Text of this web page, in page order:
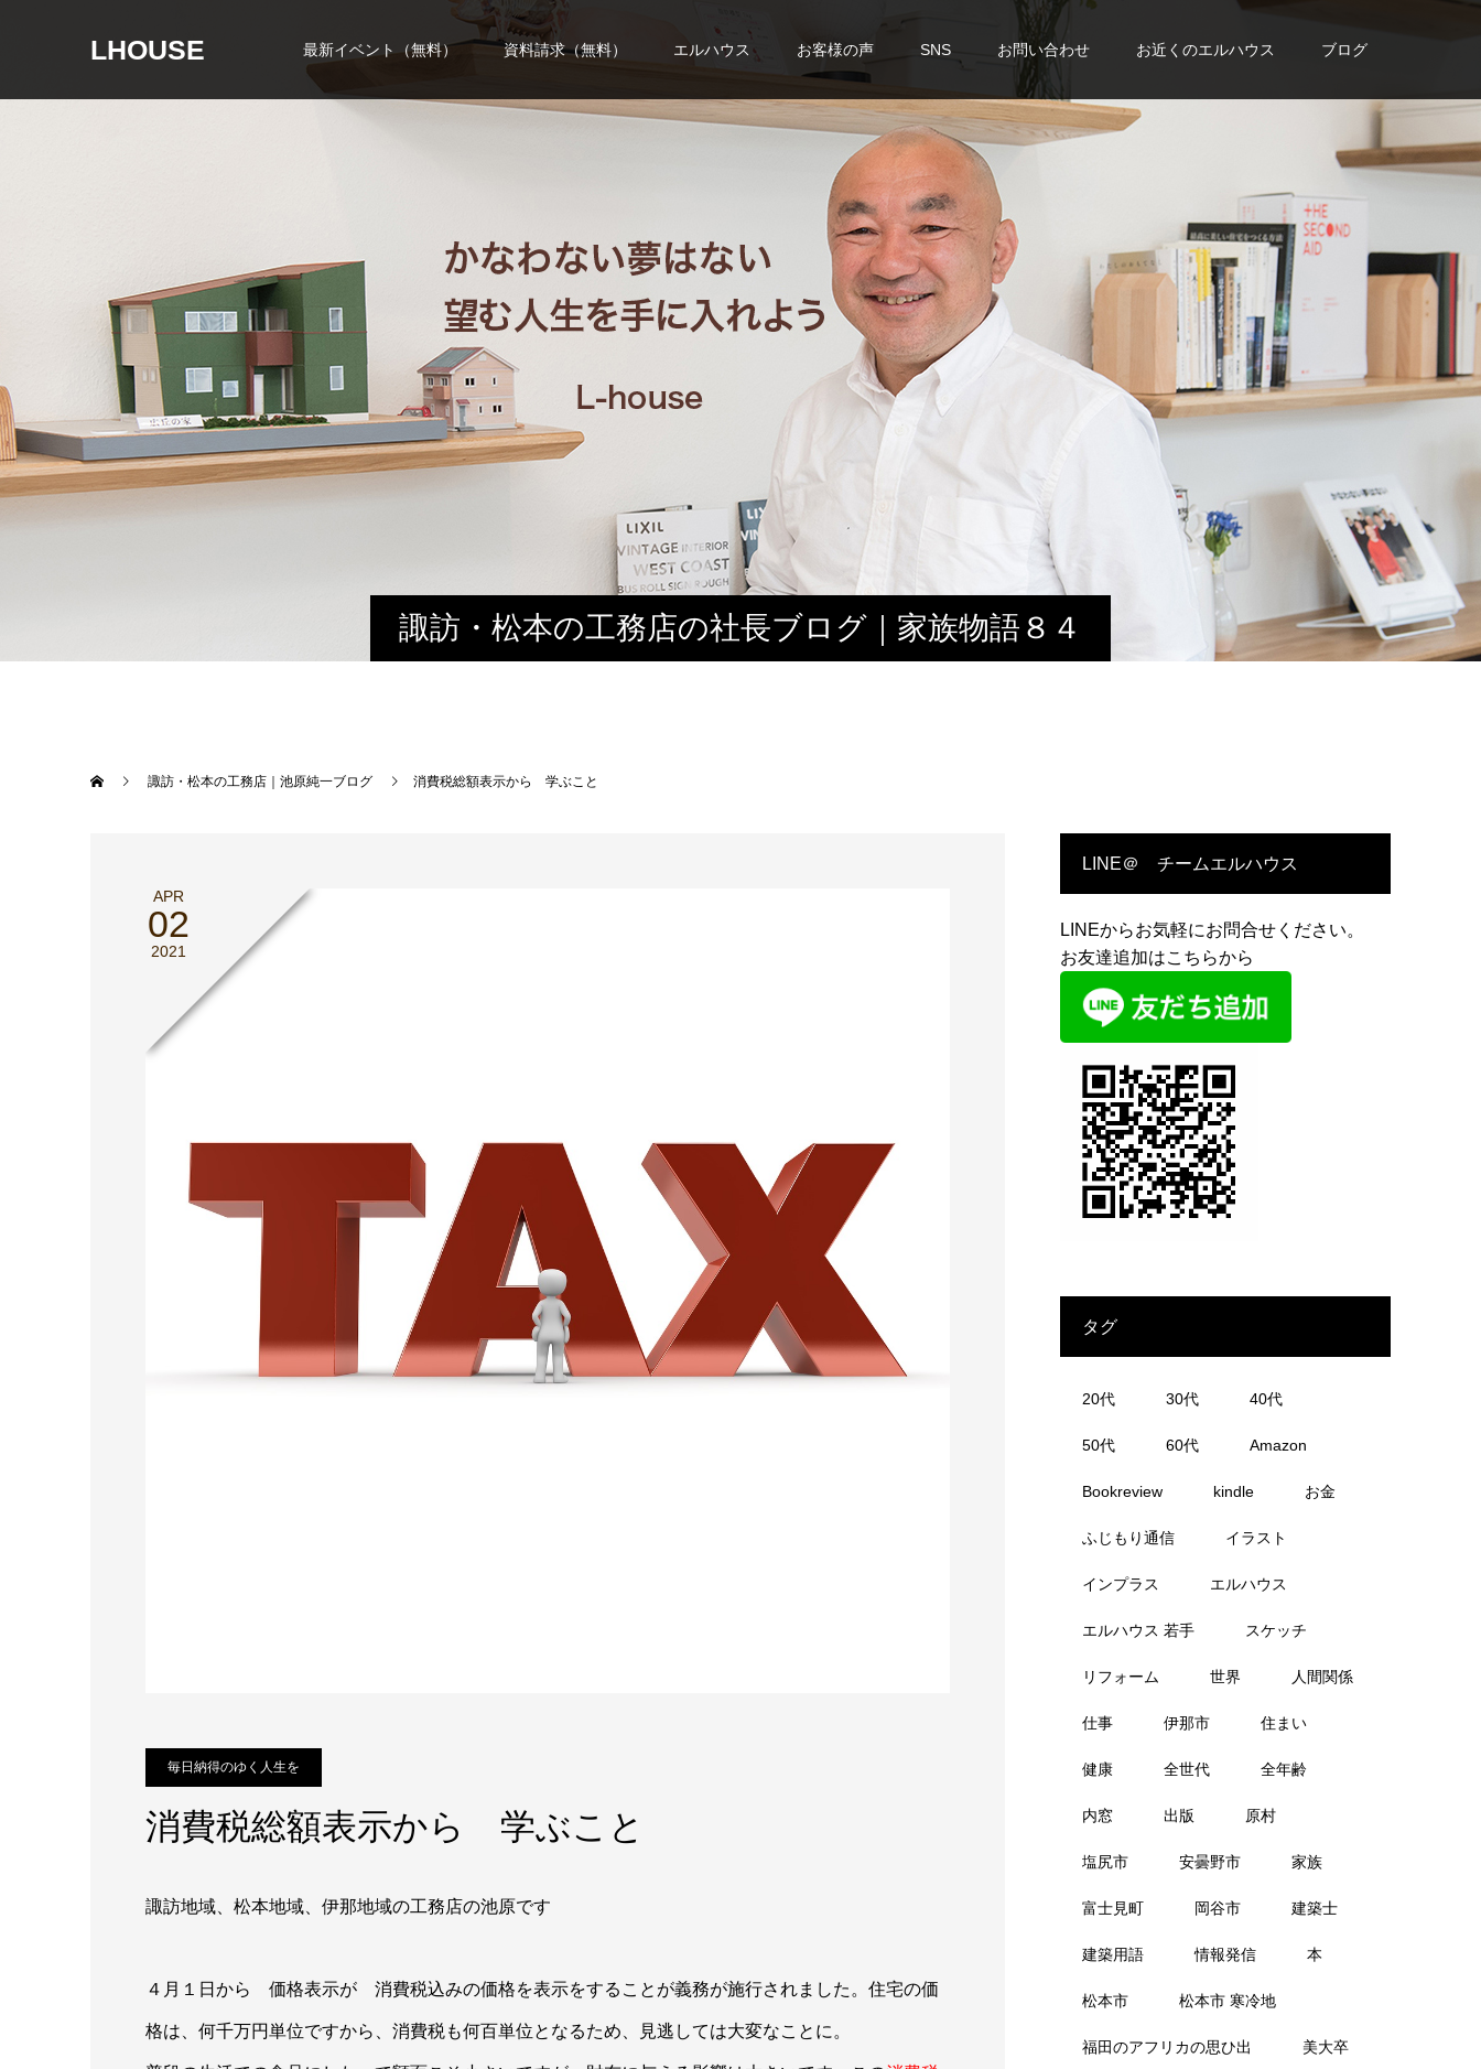
LHOUSE 最新イベント（無料） 資料請求（無料） エルハウス お客様の声 SNS お問い合わせ お近くのエルハウス ブログ
諏訪・松本の工務店の社長ブログ｜家族物語８４
諏訪・松本の工務店｜池原純一ブログ 消費税総額表示から 学ぶこと
APR
02
2021
毎日納得のゆく人生を
消費税総額表示から 学ぶこと
諏訪地域、松本地域、伊那地域の工務店の池原です
４月１日から 価格表示が 消費税込みの価格を表示をすることが義務が施行されました。住宅の価
格は、何千万円単位ですから、消費税も何百単位となるため、見逃しては大変なことに。
LINE＠ チームエルハウス
LINEからお気軽にお問合せください。
お友達追加はこちらから
タグ
20代 30代 40代
50代 60代 Amazon
Bookreview kindle お金
ふじもり通信 イラスト
インプラス エルハウス
エルハウス 若手 スケッチ
リフォーム 世界 人間関係
仕事 伊那市 住まい
健康 全世代 全年齢
内窓 出版 原村
塩尻市 安曇野市 家族
富士見町 岡谷市 建築士
建築用語 情報発信 本
松本市 松本市 寒冷地
福田のアフリカの思ひ出 美大卒